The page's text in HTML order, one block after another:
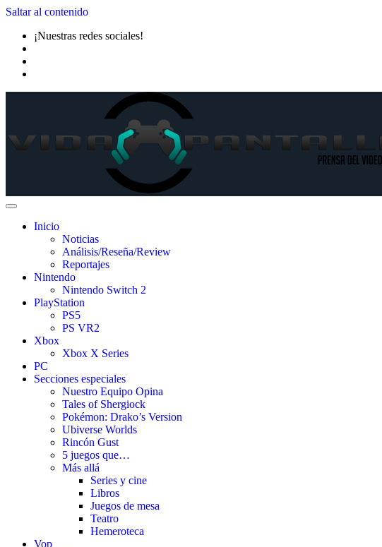
Saltar al contenido
¡Nuestras redes sociales!
Inicio
Noticias
Análisis/Reseña/Review
Reportajes
Nintendo
Nintendo Switch 2
PlayStation
PS5
PS VR2
Xbox
Xbox X Series
PC
Secciones especiales
Nuestro Equipo Opina
Tales of Shergiock
Pokémon: Drako’s Version
Ubiverse Worlds
Rincón Gust
5 juegos que…
Más allá
Series y cine
Libros
Juegos de mesa
Teatro
Hemeroteca
Vop